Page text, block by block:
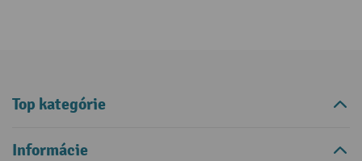
Top kategórie
Informácie